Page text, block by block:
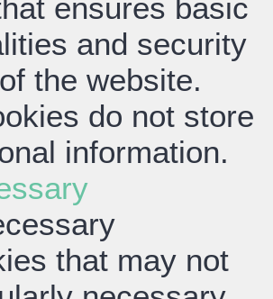
ensures basic
and security
the website.
do not store
information.
that may not